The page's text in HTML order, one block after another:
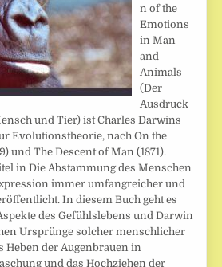
n of the
Emotions
in Man
and
Animals
(Der
Ausdruck
und Tier) ist Charles Darwins
Evolutionstheorie, nach On the
und The Descent of Man (1871).
in Die Abstammung des Menschen
immer umfangreicher und
In diesem Buch geht es
des Gefühlslebens und Darwin
Ursprünge solcher menschlicher
Heben der Augenbrauen in
und das Hochziehen der